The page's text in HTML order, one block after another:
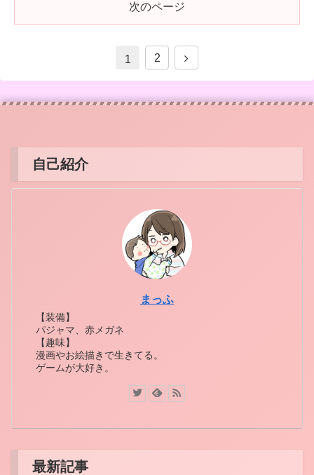
次のページ
1 2
自己紹介
まっふ
【装備】
パジャマ、赤メガネ
【趣味】
漫画やお絵描きで生きてる。
ゲームが大好き。
最新記事